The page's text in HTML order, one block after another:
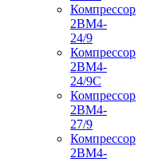
Компрессор
2ВМ4-
24/9
Компрессор
2ВМ4-
24/9С
Компрессор
2ВМ4-
27/9
Компрессор
2ВМ4-